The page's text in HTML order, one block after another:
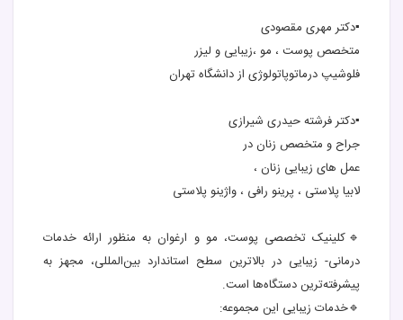
▪️دکتر مهری مقصودی
متخصص پوست ، مو ،زیبایی و لیزر
فلوشیپ درماتوپاتولوژی از دانشگاه تهران
▪️دکتر فرشته حیدری شیرازی
جراح و متخصص زنان در
عمل های زیبایی زنان ،
لابیا پلاستی ، پرینو رافی ، واژینو پلاستی
🔹کلینیک تخصصی پوست، مو و ارغوان به منظور ارائه خدمات
درمانی- زیبایی در بالاترین سطح استاندارد بین‌المللی، مجهز به
پیشرفته‌ترین دستگاه‌ها است.
🔹خدمات زیبایی این مجموعه: